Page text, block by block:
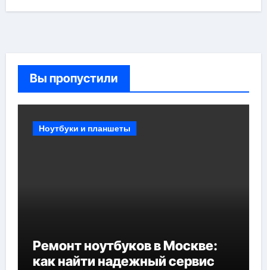
Вы пропустили
Ноутбуки и планшеты
Ремонт ноутбуков в Москве:
как найти надежный сервис